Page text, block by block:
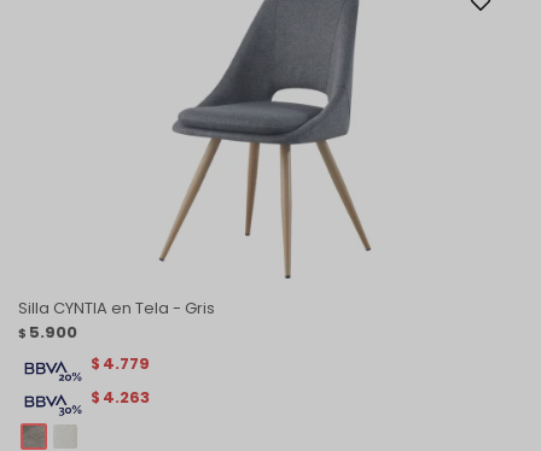
Silla CYNTIA en Tela - Gris
$ 5.900
$ 4.263
$ 4.779